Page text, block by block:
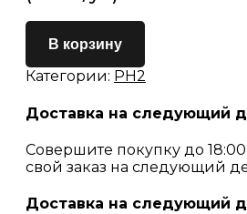
В корзину
Категории: PH2
Доставка на следующий
Совершите покупку до
свой заказ на следующий
Доставка на следующий